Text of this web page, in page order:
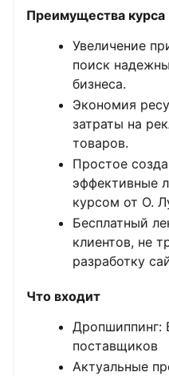
Преимущества курса
Увеличение
поиск
бизнеса.
Экономия
затраты на
товаров.
Простое
эффективные
курсом от О.
Бесплатный
клиентов, не
разработку
Что входит
Дропшиппинг:
поставщиков
Актуальные